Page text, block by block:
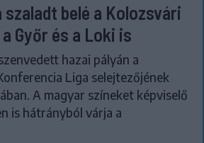
belé a Kolozsvári
Győr és a Loki is
hazai pályán a
Liga selejtezőjének
A magyar színeket képviselő
is hátrányból várja a